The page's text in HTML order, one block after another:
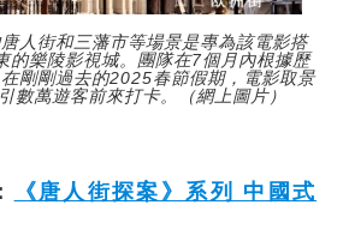
人街和三藩市等場景是專為該電影搭
的樂陵影視城。團隊在7個月內根據歷
剛剛過去的2025春節假期，電影取景
數萬遊客前來打卡。（網上圖片）
《唐人街探案》系列 中國式